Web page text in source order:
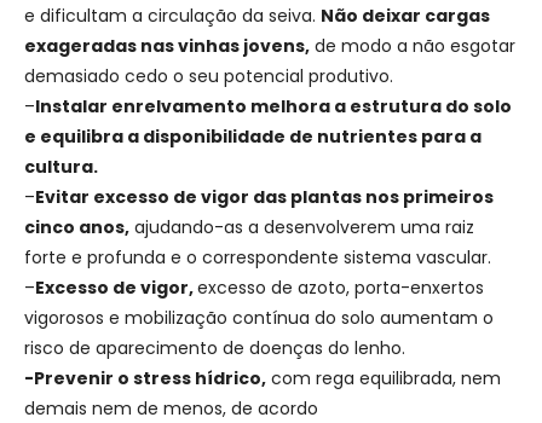
e dificultam a circulação da seiva. Não deixar cargas
exageradas nas vinhas jovens, de modo a não esgotar
demasiado cedo o seu potencial produtivo.
–Instalar enrelvamento melhora a estrutura do solo
e equilibra a disponibilidade de nutrientes para a
cultura.
–Evitar excesso de vigor das plantas nos primeiros
cinco anos, ajudando-as a desenvolverem uma raiz
forte e profunda e o correspondente sistema vascular.
–Excesso de vigor,excesso de azoto, porta-enxertos
vigorosos e mobilização contínua do solo aumentam o
risco de aparecimento de doenças do lenho.
-Prevenir o stress hídrico, com rega equilibrada, nem
demais nem de menos, de acordo